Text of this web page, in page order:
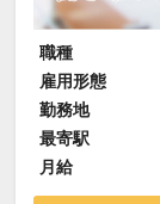
職種
雇用形態
勤務地
最寄駅
月給